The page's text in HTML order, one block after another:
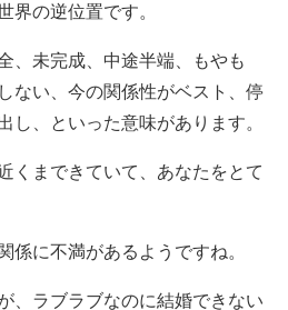
界の逆位置です。
、未完成、中途半端、もやも
ない、今の関係性がベスト、停
し、といった意味があります。
くまできていて、あなたをとて
係に不満があるようですね。
、ラブラブなのに結婚できない